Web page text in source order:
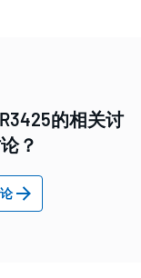
的相关讨
？